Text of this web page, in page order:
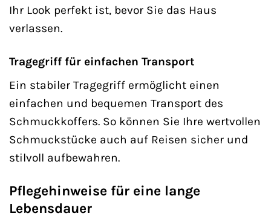
Ihr Look perfekt ist, bevor Sie das Haus
verlassen.
Tragegriff für einfachen Transport
Ein stabiler Tragegriff ermöglicht einen
einfachen und bequemen Transport des
Schmuckkoffers. So können Sie Ihre wertvollen
Schmuckstücke auch auf Reisen sicher und
stilvoll aufbewahren.
Pflegehinweise für eine lange
Lebensdauer